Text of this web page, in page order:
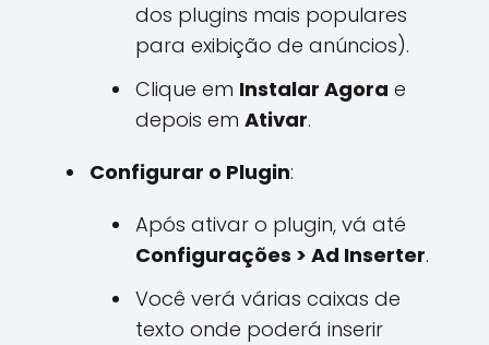
dos plugins mais populares
para exibição de anúncios).
Clique em Instalar Agora e
depois em Ativar.
Configurar o Plugin:
Após ativar o plugin, vá até
Configurações > Ad Inserter.
Você verá várias caixas de
texto onde poderá inserir